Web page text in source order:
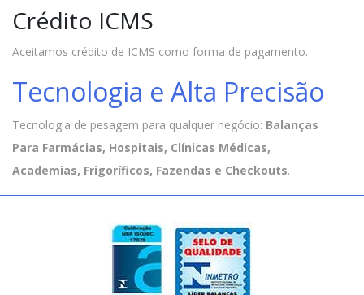
Crédito ICMS
Aceitamos crédito de ICMS como forma de pagamento.
Tecnologia e Alta Precisão
Tecnologia de pesagem para qualquer negócio: Balanças
Para Farmácias, Hospitais, Clínicas Médicas,
Academias, Frigoríficos, Fazendas e Checkouts.